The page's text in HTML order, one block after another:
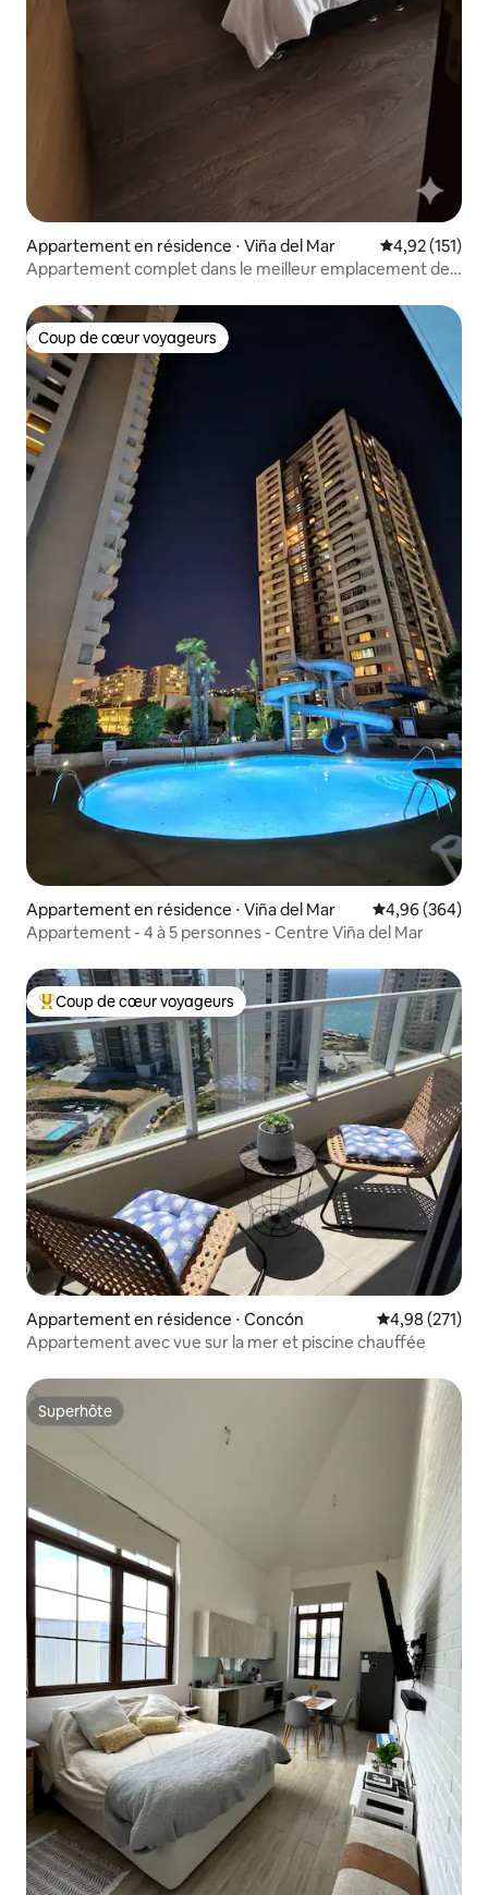
Appartement en résidence ⋅ Viña del Mar Évaluation
4,92 (151)
Appartement complet dans le meilleur emplacement de
Coup de cœur voyageurs
Coup de cœur voyageurs
Appartement en résidence ⋅ Viña del Mar Évaluation
4,96 (364)
Appartement - 4 à 5 personnes - Centre Viña del Mar
Coups de cœur voyageurs les plus appréciés
Coup de cœur voyageurs
Appartement en résidence ⋅ Concón Évaluation
4,98 (271)
Appartement avec vue sur la mer et piscine chauffée
Superhôte
Superhôte